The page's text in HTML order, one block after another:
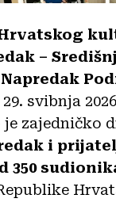
–
svibnja
zajedničko
i
350